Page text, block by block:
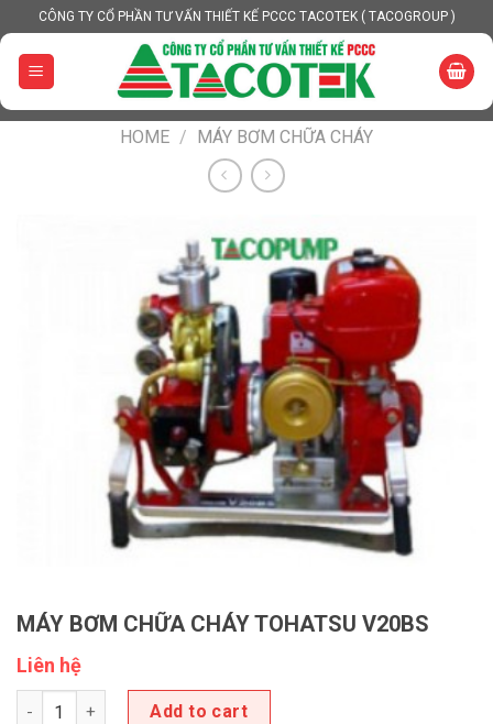
to
content
CÔNG TY CỔ PHẦN TƯ VẤN THIẾT KẾ PCCC TACOTEK ( TACOGROUP )
HOME / MÁY BƠM CHỮA CHÁY
MÁY BƠM CHỮA CHÁY TOHATSU V20BS
Liên hệ
MÁY BƠM CHỮA CHÁY TOHATSU V20BS quantity
Add to cart